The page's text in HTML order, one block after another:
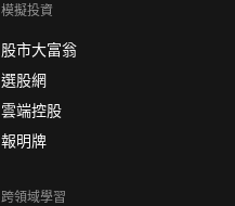
模擬投資
股市大富翁
選股網
雲端控股
報明牌
跨領域學習